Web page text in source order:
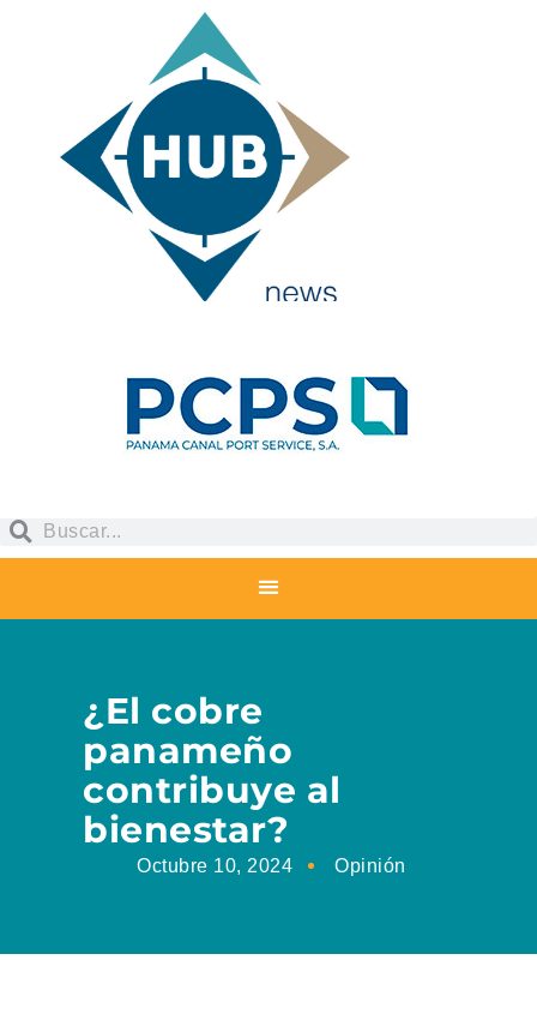
¿El cobre
panameño
contribuye al
bienestar?
Octubre 10, 2024 Opinión